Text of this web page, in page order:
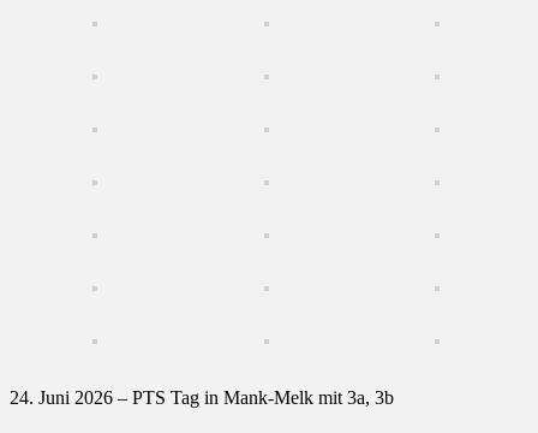
24. Juni 2026 – PTS Tag in Mank-Melk mit 3a, 3b